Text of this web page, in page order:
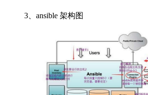
3、ansible 架构图